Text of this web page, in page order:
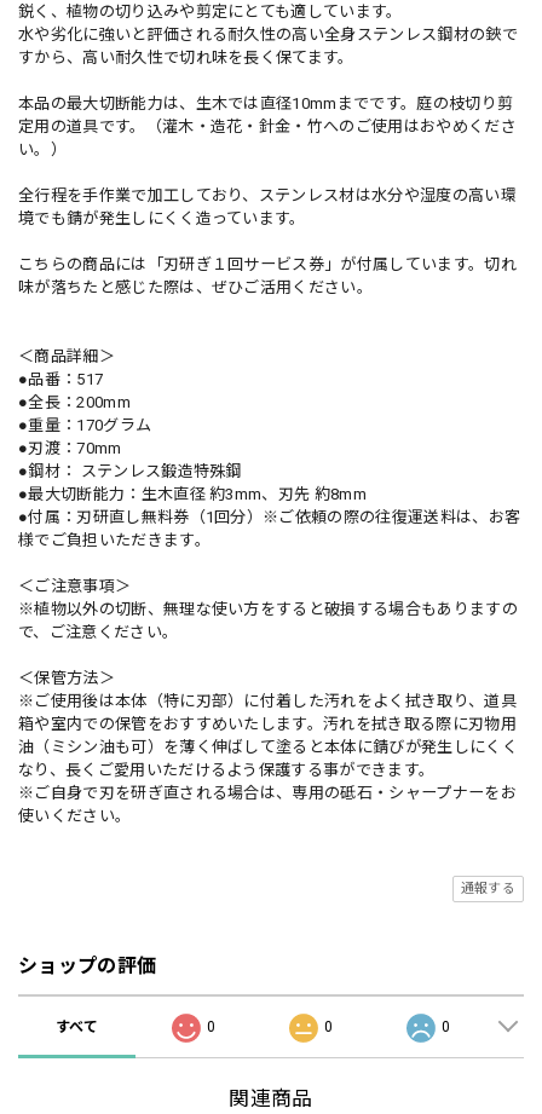
鋭く、植物の切り込みや剪定にとても適しています。
水や劣化に強いと評価される耐久性の高い全身ステンレス鋼材の鋏で
すから、高い耐久性で切れ味を長く保てます。
本品の最大切断能力は、生木では直径10mmまでです。庭の枝切り剪
定用の道具です。（灌木・造花・針金・竹へのご使用はおやめくださ
い。）
全行程を手作業で加工しており、ステンレス材は水分や湿度の高い環
境でも錆が発生しにくく造っています。
こちらの商品には「刃研ぎ１回サービス券」が付属しています。切れ
味が落ちたと感じた際は、ぜひご活用ください。
＜商品詳細＞
●品番：517
●全長：200mm
●重量：170グラム
●刃渡：70mm
●鋼材： ステンレス鍛造特殊鋼
●最大切断能力：生木直径 約3mm、刃先 約8mm
●付属：刃研直し無料券（1回分）※ご依頼の際の往復運送料は、お客
様でご負担いただきます。
＜ご注意事項＞
※植物以外の切断、無理な使い方をすると破損する場合もありますの
で、ご注意ください。
＜保管方法＞
※ご使用後は本体（特に刃部）に付着した汚れをよく拭き取り、道具
箱や室内での保管をおすすめいたします。汚れを拭き取る際に刃物用
油（ミシン油も可）を薄く伸ばして塗ると本体に錆びが発生しにくく
なり、長くご愛用いただけるよう保護する事ができます。
※ご自身で刃を研ぎ直される場合は、専用の砥石・シャープナーをお
使いください。
通報する
ショップの評価
すべて 0 0 0
関連商品